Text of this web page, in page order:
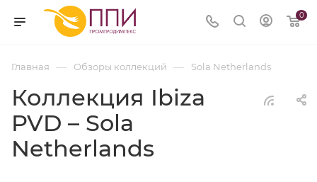
0
Главная — Обзоры коллекций — Sola Netherlands
Коллекция Ibiza
PVD – Sola
Netherlands